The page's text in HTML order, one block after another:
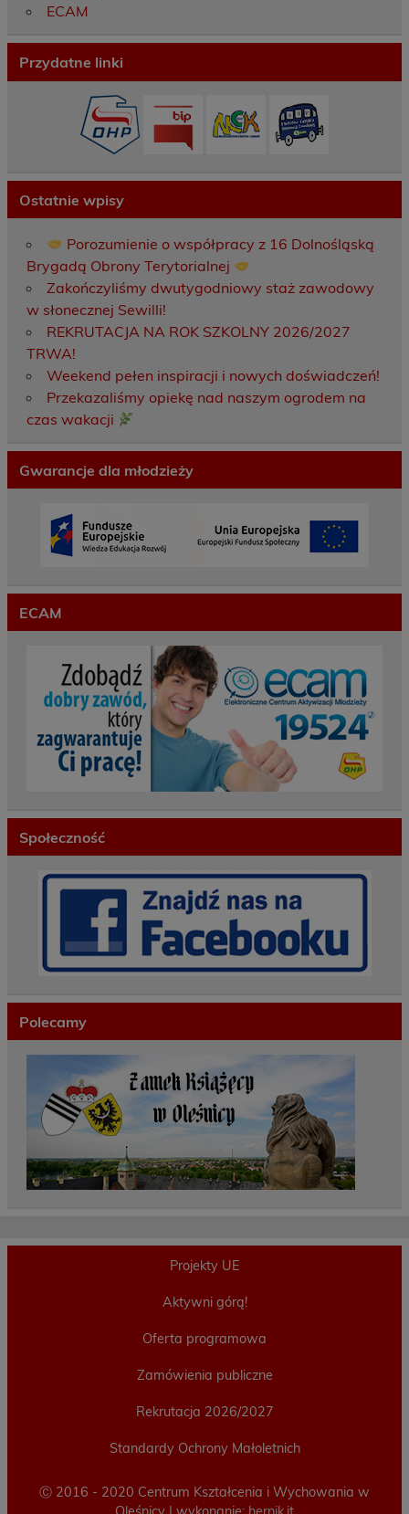
ECAM
Przydatne linki
Ostatnie wpisy
Porozumienie o współpracy z 16 Dolnośląską
Brygadą Obrony Terytorialnej
Zakończyliśmy dwutygodniowy staż zawodowy
w słonecznej Sewilli!
REKRUTACJA NA ROK SZKOLNY 2026/2027
TRWA!
Weekend pełen inspiracji i nowych doświadczeń!
Przekazaliśmy opiekę nad naszym ogrodem na
czas wakacji
Gwarancje dla młodzieży
ECAM
Społeczność
Polecamy
Projekty UE
Aktywni górą!
Oferta programowa
Zamówienia publiczne
Rekrutacja 2026/2027
Standardy Ochrony Małoletnich
Ⓒ 2016 - 2020 Centrum Kształcenia i Wychowania w